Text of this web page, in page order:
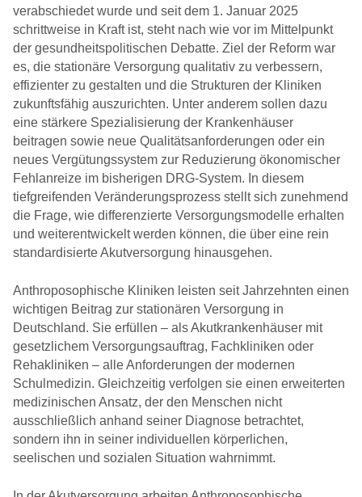
verabschiedet wurde und seit dem 1. Januar 2025
schrittweise in Kraft ist, steht nach wie vor im Mittelpunkt
der gesundheitspolitischen Debatte. Ziel der Reform war
es, die stationäre Versorgung qualitativ zu verbessern,
effizienter zu gestalten und die Strukturen der Kliniken
zukunftsfähig auszurichten. Unter anderem sollen dazu
eine stärkere Spezialisierung der Krankenhäuser
beitragen sowie neue Qualitätsanforderungen oder ein
neues Vergütungssystem zur Reduzierung ökonomischer
Fehlanreize im bisherigen DRG-System. In diesem
tiefgreifenden Veränderungsprozess stellt sich zunehmend
die Frage, wie differenzierte Versorgungsmodelle erhalten
und weiterentwickelt werden können, die über eine rein
standardisierte Akutversorgung hinausgehen.
Anthroposophische Kliniken leisten seit Jahrzehnten einen
wichtigen Beitrag zur stationären Versorgung in
Deutschland. Sie erfüllen – als Akutkrankenhäuser mit
gesetzlichem Versorgungsauftrag, Fachkliniken oder
Rehakliniken – alle Anforderungen der modernen
Schulmedizin. Gleichzeitig verfolgen sie einen erweiterten
medizinischen Ansatz, der den Menschen nicht
ausschließlich anhand seiner Diagnose betrachtet,
sondern ihn in seiner individuellen körperlichen,
seelischen und sozialen Situation wahrnimmt.